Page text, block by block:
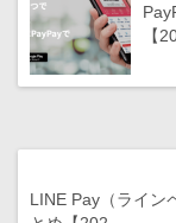
【
LINE Pay（ライン